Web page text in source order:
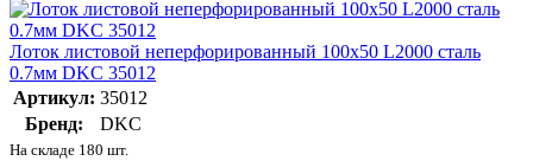
Лоток листовой неперфорированный 100х50 L2000 сталь
0.7мм DKC 35012
Артикул: 35012
Бренд:
DKC
На складе 180 шт.